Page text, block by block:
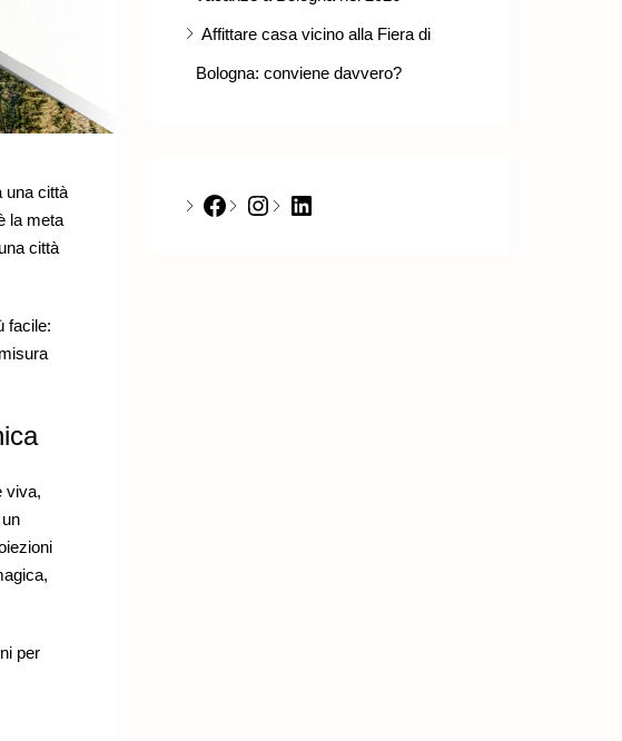
una città
la meta
città
facile:
viva,
per
Affittare casa vicino alla Fiera di
Bologna: conviene davvero?
Facebook
Instagram
LinkedIn